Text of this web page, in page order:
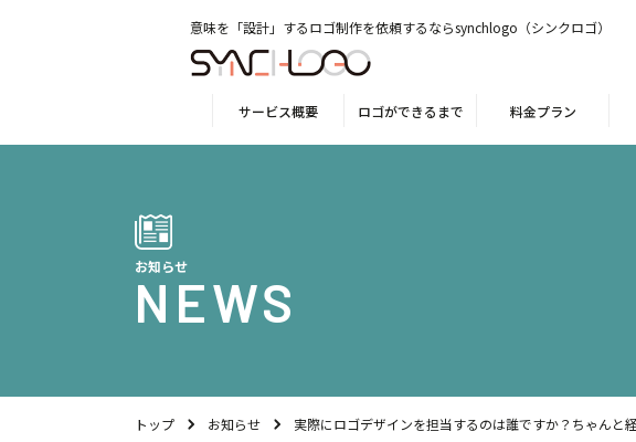
意味を「設計」するロゴ制作を依頼するならsynchlogo（シンクロゴ）
サービス概要 ロゴができるまで 料金プラン
お知らせ
NEWS
トップ お知らせ 実際にロゴデザインを担当するのは誰ですか？ちゃんと